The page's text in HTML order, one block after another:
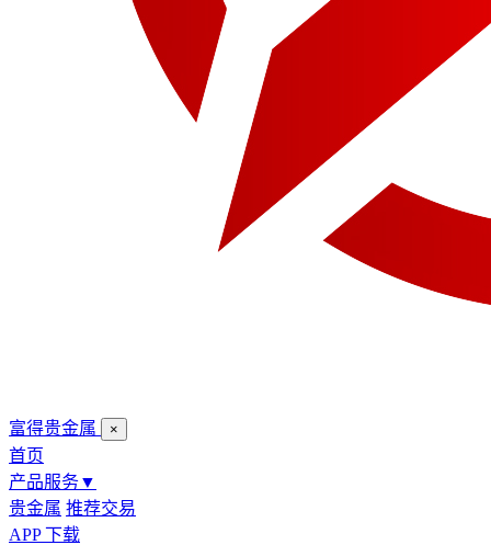
富得贵金属 ×
首页
产品服务▼
贵金属 推荐交易
APP 下载